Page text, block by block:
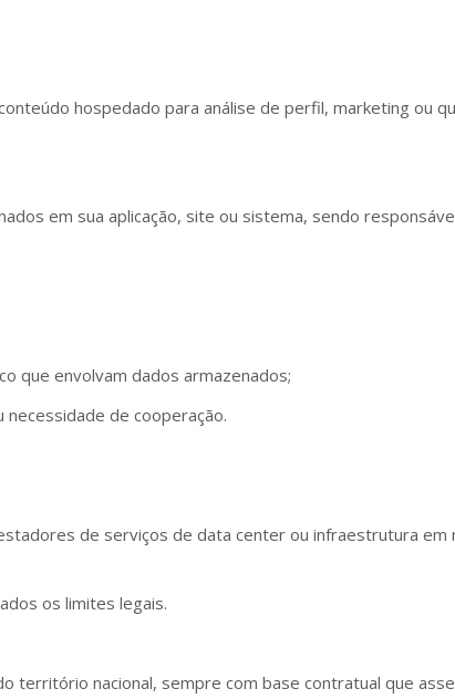
hospedado para análise de perfil, marketing ou
em sua aplicação, site ou sistema, sendo
que envolvam dados armazenados;
de cooperação.
de serviços de data center ou infraestrutura em
os limites legais.
território nacional, sempre com base contratual que